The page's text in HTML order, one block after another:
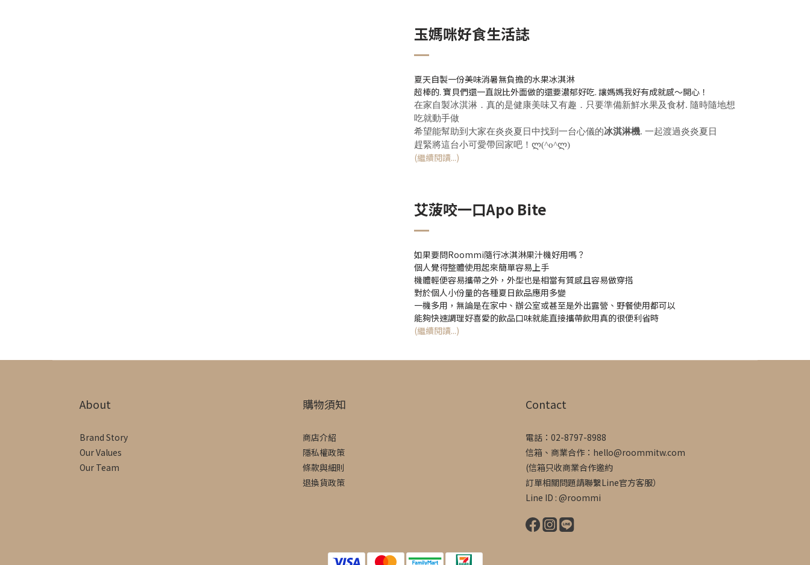
玉媽咪好食生活誌
夏天自製一份美味消暑無負擔的水果冰淇淋
超棒的. 寶貝們還一直說比外面做的還要濃郁好吃. 讓媽媽我好有成就感～開心！
在家自製冰淇淋．真的是健康美味又有趣．只要準備新鮮水果及食材. 隨時隨地想
吃就動手做
希望能幫助到大家在炎炎夏日中找到一台心儀的冰淇淋機. 一起渡過炎炎夏日
趕緊將這台小可愛帶回家吧！ლ(^o^ლ)
(繼續閱讀...)
艾菠咬一口Apo Bite
如果要問Roommi隨行冰淇淋果汁機好用嗎？
個人覺得整體使用起來簡單容易上手
機體輕便容易攜帶之外，外型也是相當有質感且容易做穿搭
對於個人小份量的各種夏日飲品應用多變
一機多用，無論是在家中、辦公室或甚至是外出露營、野餐使用都可以
能夠快速調理好喜愛的飲品口味就能直接攜帶飲用真的很便利省時
(繼續閱讀...)
About
Brand Story
Our Values
Our Team
購物須知
商店介紹
隱私權政策
條款與細則
退換貨政策
Contact
電話：02-8797-8988
信箱、商業合作：hello@roommitw.com
(信箱只收商業合作邀約
訂單相關問題請聯繫Line官方客服）
Line ID : @roommi